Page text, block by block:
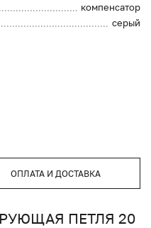
компенсатор
серый
ОПЛАТА И ДОСТАВКА
ПЕТЛЯ 20